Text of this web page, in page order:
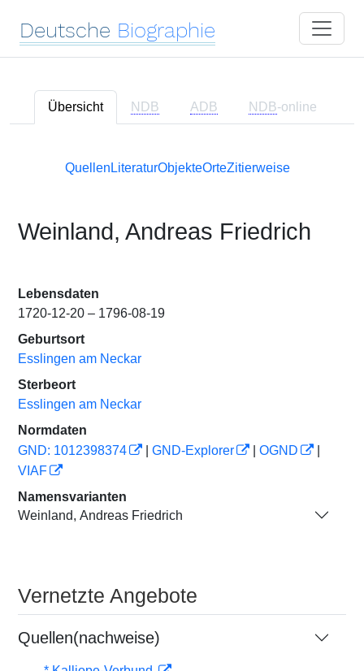
Deutsche Biographie
Übersicht NDB ADB NDB-online
Quellen LiteraturObjekteOrteZitierweise
Weinland, Andreas Friedrich
Lebensdaten
1720-12-20 – 1796-08-19
Geburtsort
Esslingen am Neckar
Sterbeort
Esslingen am Neckar
Normdaten
GND: 1012398374
GND-Explorer OGND
VIAF
Namensvarianten
Weinland, Andreas Friedrich
Vernetzte Angebote
Quellen(nachweise)